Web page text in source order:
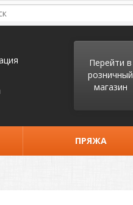
Перейти в
розничный
магазин
ПРЯЖА